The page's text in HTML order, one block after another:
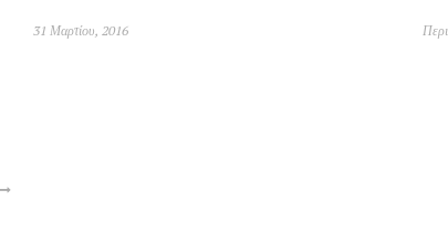
31 Μαρτίου, 2016